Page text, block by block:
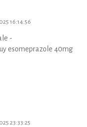
16:14:56
-
esomeprazole 40mg
23:33:25